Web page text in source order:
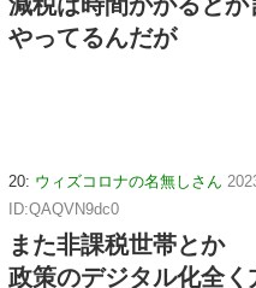
やってるんだが
20: ウィズコロナの名無しさん
ID:QAQVN9dc0
また非課税世帯とか
政策のデジタル化全